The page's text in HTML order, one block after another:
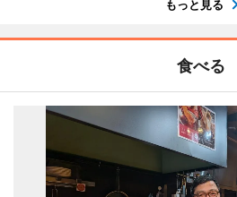
もっと見る
食べる